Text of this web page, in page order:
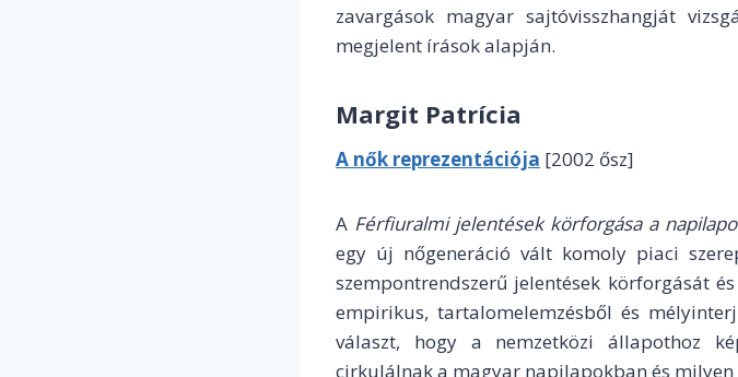
zavargások magyar sajtóvisszhangját
megjelent írások alapján.
Margit Patrícia
A nők reprezentációja [2002 ősz]
A Férfiuralmi jelentések körforgása a
egy új nőgeneráció vált komoly piaci
szempontrendszerű jelentések körforgását
empirikus, tartalomelemzésből és
választ, hogy a nemzetközi állapothoz
cirkulálnak a magyar napilapokban és